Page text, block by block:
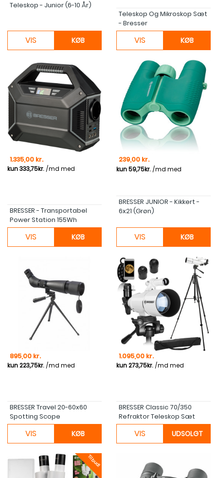
Teleskop - Junior (6-10 År)
VIS KØB
Teleskop Og Mikroskop Sæt
- Bresser
VIS KØB
Pris
1.335,00 kr.
BRESSER - Transportabel
Power Station 155Wh
VIS KØB
Pris
239,00 kr.
BRESSER JUNIOR - Kikkert -
6x21 (Grøn)
VIS KØB
Pris
895,00 kr.
BRESSER Travel 20-60x60
Spotting Scope
VIS KØB
Pris
1.095,00 kr.
BRESSER Classic 70/350
Refraktor Teleskop Sæt
VIS UDSOLGT
Tilbud!